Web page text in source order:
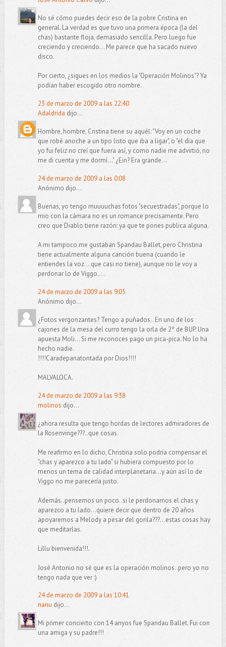
No sé cómo puedes decir eso de la pobre Cristina en
general. La verdad es que tuvo una primera época (la del
chas) bastante floja, demasiado sencilla. Pero luego fue
creciendo y creciendo... Me parece que ha sacado nuevo
disco.
Por cierto, ¿sigues en los medios la "Operación Molinos"? Ya
podían haber escogido otro nombre.
23 de marzo de 2009 a las 22:40
Adaldrida dijo...
Hombre, hombre, Cristina tiene su aquél: "Voy en un coche
que robé anoche a un tipo listo que iba a ligar", o "el día que
yo fui feliz no creí que fuera así, y como nadie me advirtió, no
me di cuenta y me dormí..." ¿Ein? Era grande...
24 de marzo de 2009 a las 0:08
Anónimo dijo...
Buenas, yo tengo muuuuchas fotos "secuestradas", porque lo
mio con la cámara no es un romance precisamente. Pero
creo que Diablo tiene razón: ya que te pones publica alguna.
A mi tampoco me gustaban Spandau Ballet, pero Christina
tiene actualmente alguna canción buena (cuando le
entiendes la voz... que casi no tiene), aunque no le voy a
perdonar lo de Viggo....
24 de marzo de 2009 a las 9:05
Anónimo dijo...
¿Fotos vergonzantes? Tengo a puñados.. En uno de los
cajones de la mesa del curro tengo la orla de 2º de BUP. Una
apuesta Moli... Si me reconoces pago un pica-pica. No lo ha
hecho nadie.
!!!!Caradepanatontada por Dios!!!!
MALVALOCA.
24 de marzo de 2009 a las 9:38
molinos dijo...
¿ahora resulta que tengo hordas de lectores admiradores de
la Rosenvinge???..que cosas.
Me reafirmo en lo dicho, Christina solo podría compensar el
"chas y aparezco a tu lado" si hubiera compuesto por lo
menos un tema de calidad interplanetaria...y aún así lo de
Viggo no me parecería justo.
Además..pensemos un poco..si le perdonamos el chas y
aparezco a tu lado...quiere decir que dentro de 20 años
apoyaremos a Melody a pesar del gorila???...estas cosas hay
que meditarlas.
Lillu bienvenida!!!.
José Antonio no sé que es la operación molinos..pero yo no
tengo nada que ver :)
24 de marzo de 2009 a las 10:41
nanu dijo...
Mi primer concierto con 14 anyos fue Spandau Ballet. Fui con
una amiga y su padre!!!